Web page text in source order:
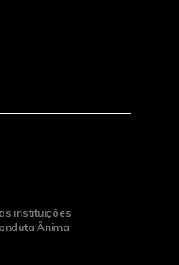
instituições
Ânima